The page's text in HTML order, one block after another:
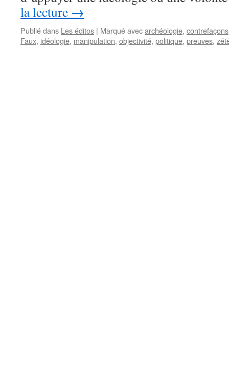
la lecture →
Publié dans Les éditos | Marqué avecarchéologie, contrefaçons
Faux, idéologie, manipulation, objectivité, politique, preuves,